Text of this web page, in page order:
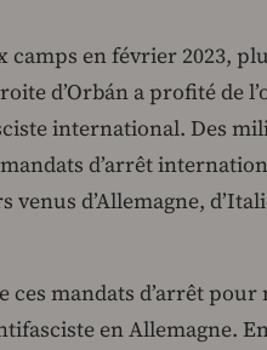
en février 2023,
d’Orbán a profité de
international. Des
d’arrêt
d’Allemagne,
mandats d’arrêt
en Allemagne.